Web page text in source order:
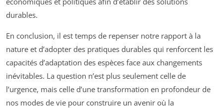
durables.
En conclusion, il est temps de repenser notre rapport à la
nature et d’adopter des pratiques durables qui renforcent les
capacités d’adaptation des espèces face aux changements
inévitables. La question n’est plus seulement celle de
l’urgence, mais celle d’une transformation en profondeur de
nos modes de vie pour construire un avenir où la